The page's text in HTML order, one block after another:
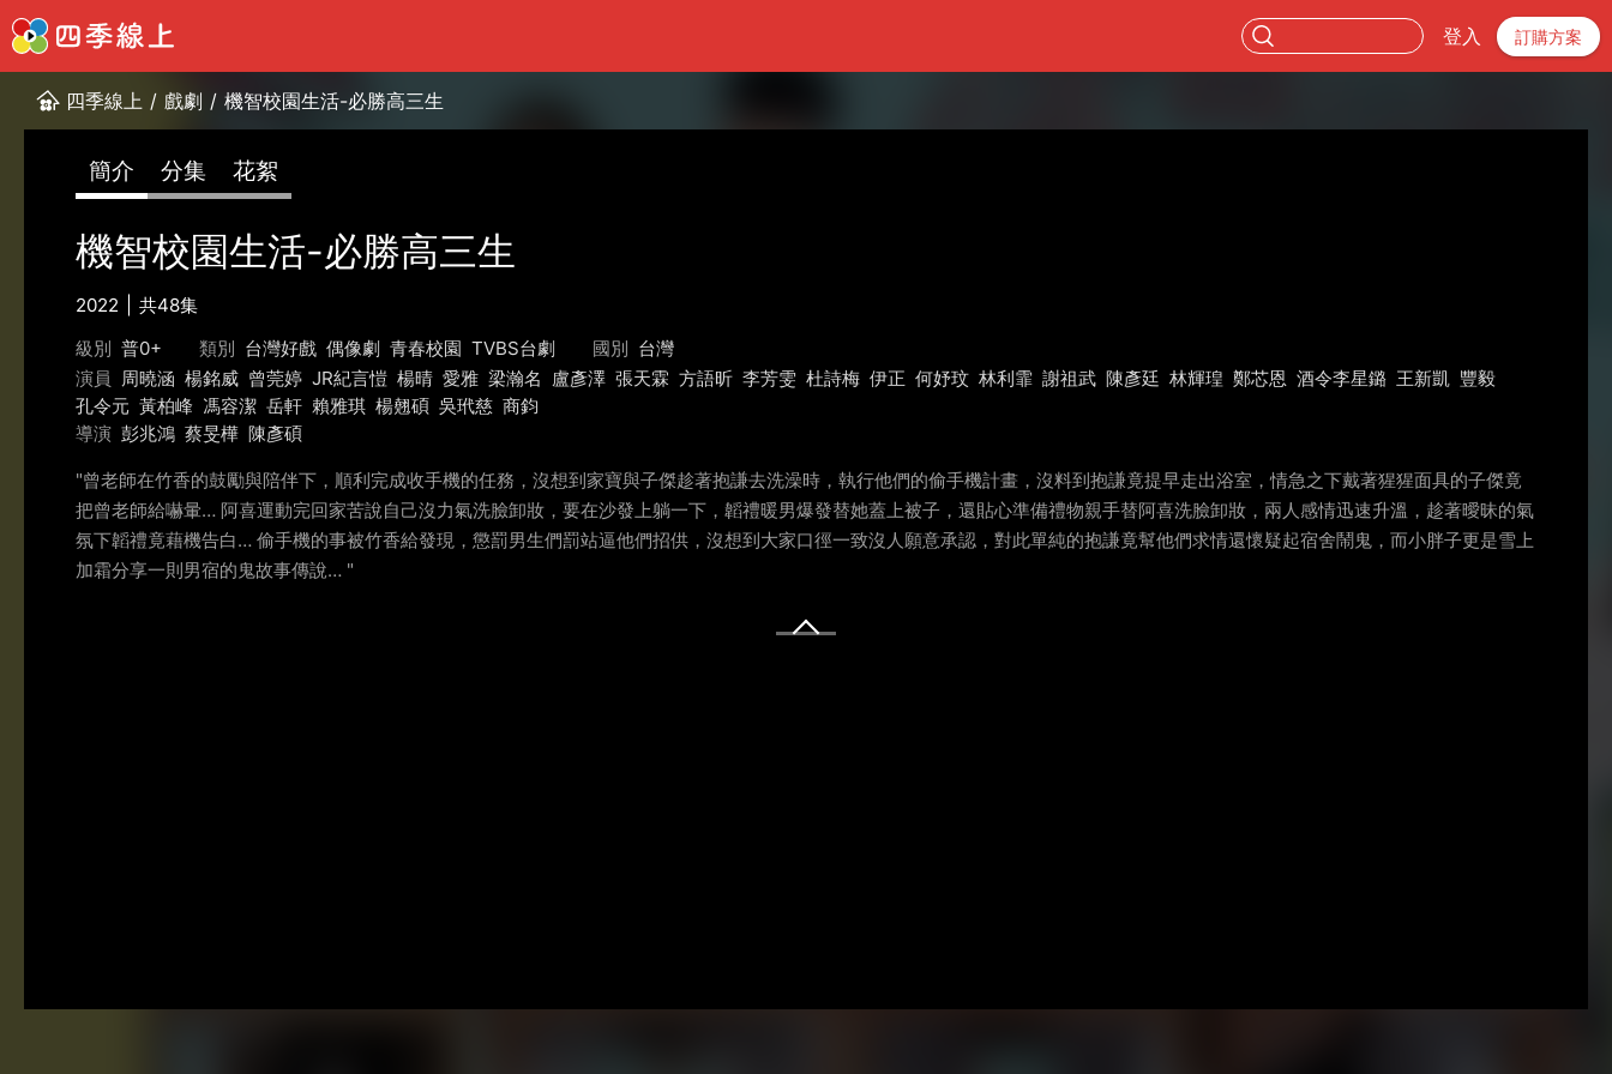
登入 訂購方案
四季線上 / 戲劇 / 機智校園生活-必勝高三生
簡介 分集 花絮
機智校園生活-必勝高三生
2022
共48集
級別 普0+ 類別 台灣好戲 偶像劇 青春校園 TVBS台劇 國別 台灣
演員 周曉涵 楊銘威 曾莞婷 JR紀言愷 楊晴 愛雅 梁瀚名 盧彥澤 張天霖 方語昕 李芳雯 杜詩梅 伊正 何妤玟 林利霏 謝祖武 陳彥廷 林輝瑝 鄭芯恩 酒令李星鏴 王新凱 豐毅
孔令元 黃柏峰 馮容潔 岳軒 賴雅琪 楊翹碩 吳玳慈 商鈞
導演 彭兆鴻 蔡旻樺 陳彥碩
"曾老師在竹香的鼓勵與陪伴下，順利完成收手機的任務，沒想到家寶與子傑趁著抱謙去洗澡時，執行他們的偷手機計畫，沒料到抱謙竟提早走出浴室，情急之下戴著猩猩面具的子傑竟
把曾老師給嚇暈… 阿喜運動完回家苦說自己沒力氣洗臉卸妝，要在沙發上躺一下，韜禮暖男爆發替她蓋上被子，還貼心準備禮物親手替阿喜洗臉卸妝，兩人感情迅速升溫，趁著曖昧的氣
氛下韜禮竟藉機告白… 偷手機的事被竹香給發現，懲罰男生們罰站逼他們招供，沒想到大家口徑一致沒人願意承認，對此單純的抱謙竟幫他們求情還懷疑起宿舍鬧鬼，而小胖子更是雪上
加霜分享一則男宿的鬼故事傳說… "